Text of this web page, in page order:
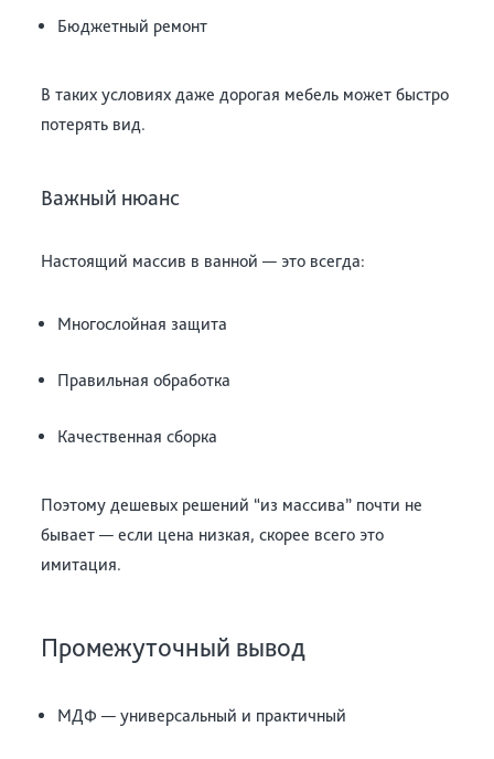
Бюджетный ремонт
В таких условиях даже дорогая мебель может быстро
потерять вид.
Важный нюанс
Настоящий массив в ванной — это всегда:
Многослойная защита
Правильная обработка
Качественная сборка
Поэтому дешевых решений “из массива” почти не
бывает — если цена низкая, скорее всего это
имитация.
Промежуточный вывод
МДФ — универсальный и практичный